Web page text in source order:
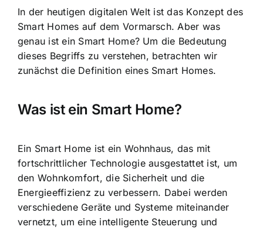
In der heutigen digitalen Welt ist das Konzept des
Smart Homes auf dem Vormarsch. Aber was
genau ist ein Smart Home? Um die Bedeutung
dieses Begriffs zu verstehen, betrachten wir
zunächst die Definition eines Smart Homes.
Was ist ein Smart Home?
Ein Smart Home ist ein Wohnhaus, das mit
fortschrittlicher Technologie ausgestattet ist, um
den Wohnkomfort, die Sicherheit und die
Energieeffizienz zu verbessern. Dabei werden
verschiedene Geräte und Systeme miteinander
vernetzt, um eine intelligente Steuerung und